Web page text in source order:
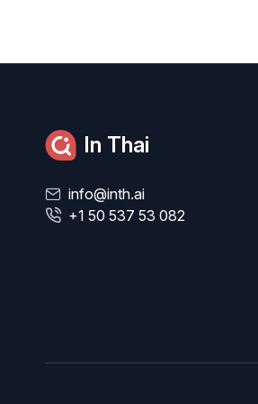
In Thai
info@inth.ai
+1 50 537 53 082